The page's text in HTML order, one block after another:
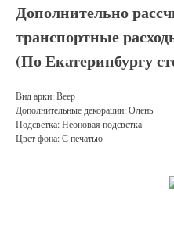
Дополнительно
транспортные
(По Екатеринбургу
Вид арки: Веер
Дополнительные декорации: Олень
Подсветка: Неоновая подсветка
Цвет фона: С печатью